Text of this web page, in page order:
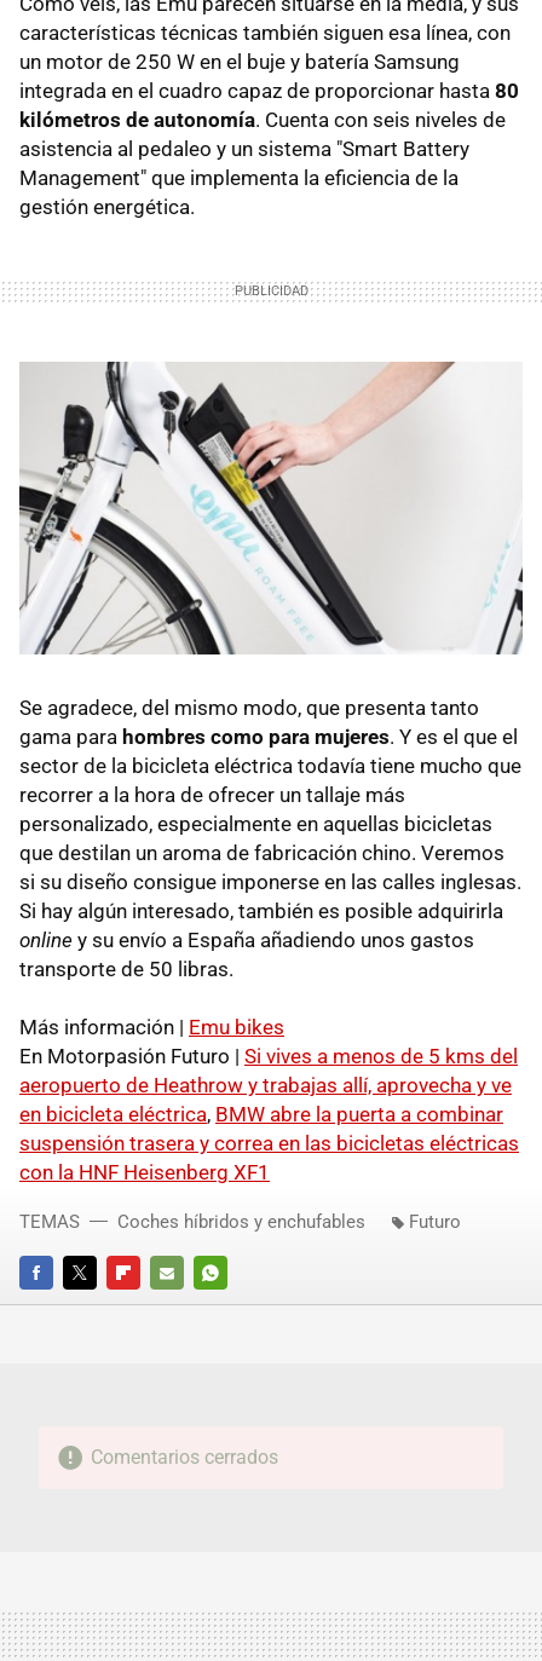
características técnicas también siguen esa línea, con
un motor de 250 W en el buje y batería Samsung
integrada en el cuadro capaz de proporcionar hasta 80
kilómetros de autonomía. Cuenta con seis niveles de
asistencia al pedaleo y un sistema "Smart Battery
Management" que implementa la eficiencia de la
gestión energética.
Se agradece, del mismo modo, que presenta tanto
gama para hombres como para mujeres. Y es el que el
sector de la bicicleta eléctrica todavía tiene mucho que
recorrer a la hora de ofrecer un tallaje más
personalizado, especialmente en aquellas bicicletas
que destilan un aroma de fabricación chino. Veremos
si su diseño consigue imponerse en las calles inglesas.
Si hay algún interesado, también es posible adquirirla
online y su envío a España añadiendo unos gastos
transporte de 50 libras.
Más información | Emu bikes
En Motorpasión Futuro | Si vives a menos de 5 kms del
aeropuerto de Heathrow y trabajas allí, aprovecha y ve
en bicicleta eléctrica, BMW abre la puerta a combinar
suspensión trasera y correa en las bicicletas eléctricas
con la HNF Heisenberg XF1
FACEBOOKTWITTERFLIPBOARD
E-
WHATSAPP
TEMAS Coches híbridos y enchufables Futuro
Comentarios cerrados